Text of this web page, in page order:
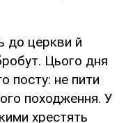
до церкви й
Цього дня
посту: не пити
походження. У
хрестять